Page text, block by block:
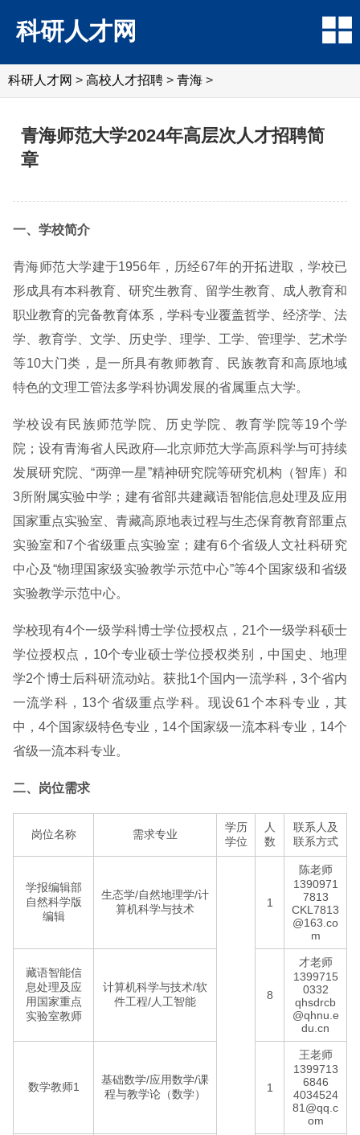
科研人才网
科研人才网 > 高校人才招聘 > 青海 >
青海师范大学2024年高层次人才招聘简
章
一、学校简介
青海师范大学建于1956年，历经67年的开拓进取，学校已
形成具有本科教育、研究生教育、留学生教育、成人教育和
职业教育的完备教育体系，学科专业覆盖哲学、经济学、法
学、教育学、文学、历史学、理学、工学、管理学、艺术学
等10大门类，是一所具有教师教育、民族教育和高原地域
特色的文理工管法多学科协调发展的省属重点大学。
学校设有民族师范学院、历史学院、教育学院等19个学
院；设有青海省人民政府—北京师范大学高原科学与可持续
发展研究院、“两弹一星”精神研究院等研究机构（智库）和
3所附属实验中学；建有省部共建藏语智能信息处理及应用
国家重点实验室、青藏高原地表过程与生态保育教育部重点
实验室和7个省级重点实验室；建有6个省级人文社科研究
中心及“物理国家级实验教学示范中心”等4个国家级和省级
实验教学示范中心。
学校现有4个一级学科博士学位授权点，21个一级学科硕士
学位授权点，10个专业硕士学位授权类别，中国史、地理
学2个博士后科研流动站。获批1个国内一流学科，3个省内
一流学科，13个省级重点学科。现设61个本科专业，其
中，4个国家级特色专业，14个国家级一流本科专业，14个
省级一流本科专业。
二、岗位需求
岗位名称 需求专业
学历
学位
人
数
联系人及
联系方式
学报编辑部
自然科学版
编辑
生态学/自然地理学/计
算机科学与技术
1
陈老师
1390971
7813
CKL7813
@163.co
m
藏语智能信
息处理及应
用国家重点
实验室教师
计算机科学与技术/软
件工程/人工智能
8
才老师
1399715
0332
qhsdrcb
@qhnu.e
du.cn
数学教师1
基础数学/应用数学/课
程与教学论（数学）
1
王老师
1399713
6846
4034524
81@qq.c
om